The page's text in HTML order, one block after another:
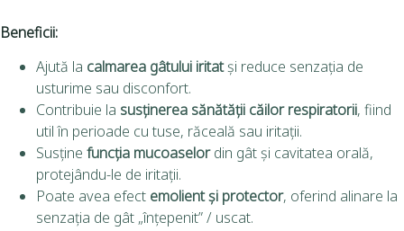
Beneficii:
Ajută la calmarea gâtului iritatși reduce senzația de
usturime sau disconfort.
Contribuie la susținerea sănătății căilor respiratorii, fiind
util în perioade cu tuse, răceală sau iritații.
Susține funcția mucoaselordin gât și cavitatea orală,
protejându-le de iritații.
Poate avea efect emolient și protector, oferind alinare la
senzația de gât „înțepenit” / uscat.